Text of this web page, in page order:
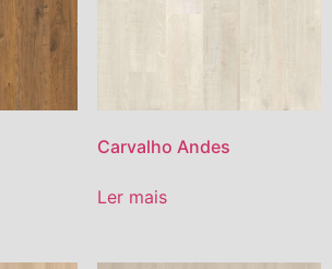
Carvalho Andes
Ler mais